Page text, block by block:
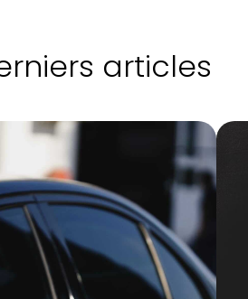
articles